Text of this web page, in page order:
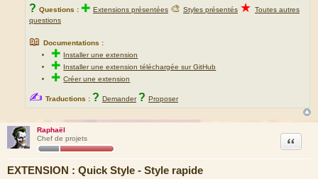
? Questions : ✚ Extensions présentées 🎨 Styles présentés ★ Toutes autres
questions
📖 Documentations :
✚ Installer une extension
✚ Installer une extension téléchargée sur GitHub
✚Créer une extension
✍ Traductions : ? Demander ? Proposer
Raphaël
Chef de projets
EXTENSION : Quick Style - Style rapide
Citation